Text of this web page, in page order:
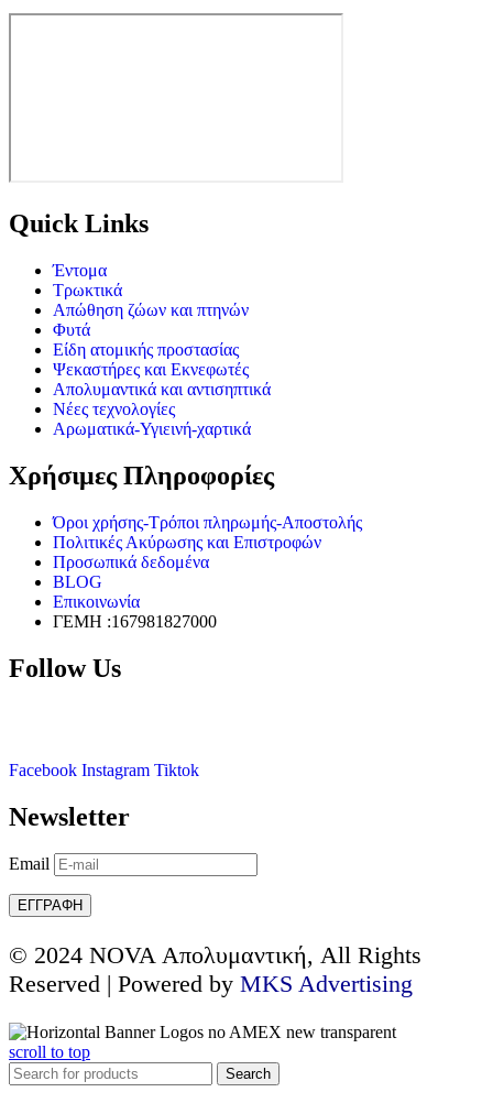
Quick Links
Έντομα
Τρωκτικά
Απώθηση ζώων και πτηνών
Φυτά
Είδη ατομικής προστασίας
Ψεκαστήρες και Εκνεφωτές
Απολυμαντικά και αντισηπτικά
Νέες τεχνολογίες
Αρωματικά-Υγιεινή-χαρτικά
Χρήσιμες Πληροφορίες
Όροι χρήσης-Τρόποι πληρωμής-Αποστολής
Πολιτικές Ακύρωσης και Επιστροφών
Προσωπικά δεδομένα
BLOG
Επικοινωνία
ΓΕΜΗ :167981827000
Follow Us
Facebook Instagram Tiktok
Newsletter
Email
© 2024 NOVA Απολυμαντική, All Rights
Reserved | Powered by MKS Advertising
scroll to top
Search